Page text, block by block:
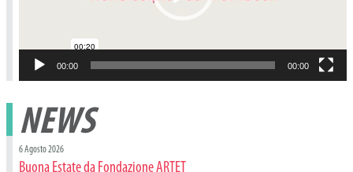
00:00 00:00
NEWS
6 Agosto 2026
Buona Estate da Fondazione ARTET